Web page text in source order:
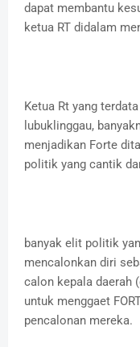
dapat membantu
ketua RT didalam
Ketua Rt yang
lubuklinggau,
menjadikan Forte
politik yang cantik
banyak elit politik
mencalonkan diri
calon kepala daerah
untuk menggaet
pencalonan mereka.